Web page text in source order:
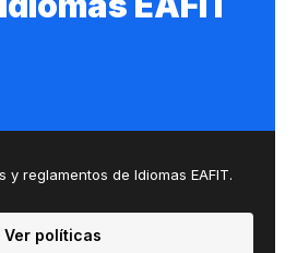
y reglamentos de Idiomas EAFIT.
Ver políticas